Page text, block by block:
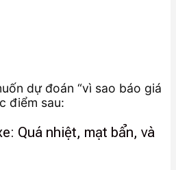
dự đoán “vì sao báo giá
điểm sau:
Quá nhiệt, mạt bẩn, và